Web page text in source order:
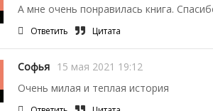
А мне очень понравилась книга.
Ответить Цитата
Софья 15 мая 2021 19:12
Очень милая и теплая история